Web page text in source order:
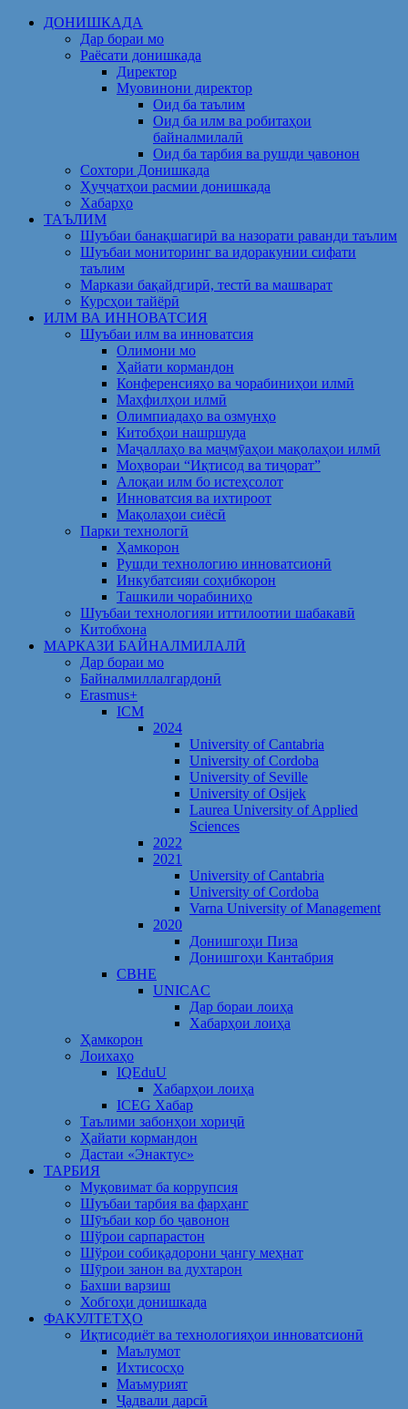
Skip
ДОНИШКАДА
Дар бораи мо
Раёсати донишкада
Директор
Муовинони директор
Оид ба таълим
Оид ба илм ва робитаҳои
байналмилалӣ
Оид ба тарбия ва рушди ҷавонон
Сохтори Донишкада
Ҳуҷҷатҳои расмии донишкада
Хабарҳо
ТАЪЛИМ
Шуъбаи банақшагирӣ ва назорати раванди таълим
Шуъбаи мониторинг ва идоракунии сифати
таълим
Маркази бақайдгирӣ, тестӣ ва машварат
Курсҳои тайёрӣ
ИЛМ ВА ИННОВАТСИЯ
Шуъбаи илм ва инноватсия
Олимони мо
Ҳайати кормандон
Конференсияҳо ва чорабиниҳои илмӣ
Маҳфилҳои илмӣ
Олимпиадаҳо ва озмунҳо
Китобҳои нашршуда
Маҷаллаҳо ва маҷмӯаҳои мақолаҳои илмӣ
Моҳвораи “Иқтисод ва тиҷорат”
Алоқаи илм бо истеҳсолот
Инноватсия ва ихтироот
Мақолаҳои сиёсӣ
Парки технологӣ
Ҳамкорон
Рушди технологию инноватсионӣ
Инкубатсияи соҳибкорон
Ташкили чорабиниҳо
Шуъбаи технологияи иттилоотии шабакавӣ
Китобхона
МАРКАЗИ БАЙНАЛМИЛАЛӢ
Дар бораи мо
Байналмиллалгардонӣ
Erasmus+
ICM
2024
University of Cantabria
University of Cordoba
University of Seville
University of Osijek
Laurea University of Applied
Sciences
2022
2021
University of Cantabria
University of Cordoba
Varna University of Management
2020
Донишгоҳи Пиза
Донишгоҳи Кантабрия
CBHE
UNICAC
Дар бораи лоиҳа
Хабарҳои лоиҳа
Ҳамкорон
Лоихаҳо
IQEduU
Хабарҳои лоиҳа
ICEG Хабар
Таълими забонҳои хориҷӣ
Ҳайати кормандон
Дастаи «Энактус»
ТАРБИЯ
Муқовимат ба коррупсия
Шуъбаи тарбия ва фарҳанг
Шӯъбаи кор бо ҷавонон
Шўрои сарпарастон
Шўрои собиқадорони ҷангу меҳнат
Шӯрои занон ва духтарон
Бахши варзиш
Хобгоҳи донишкада
ФАКУЛТЕТҲО
Иқтисодиёт ва технологияҳои инноватсионӣ
Маълумот
Ихтисосҳо
Маъмурият
Ҷадвали дарсӣ